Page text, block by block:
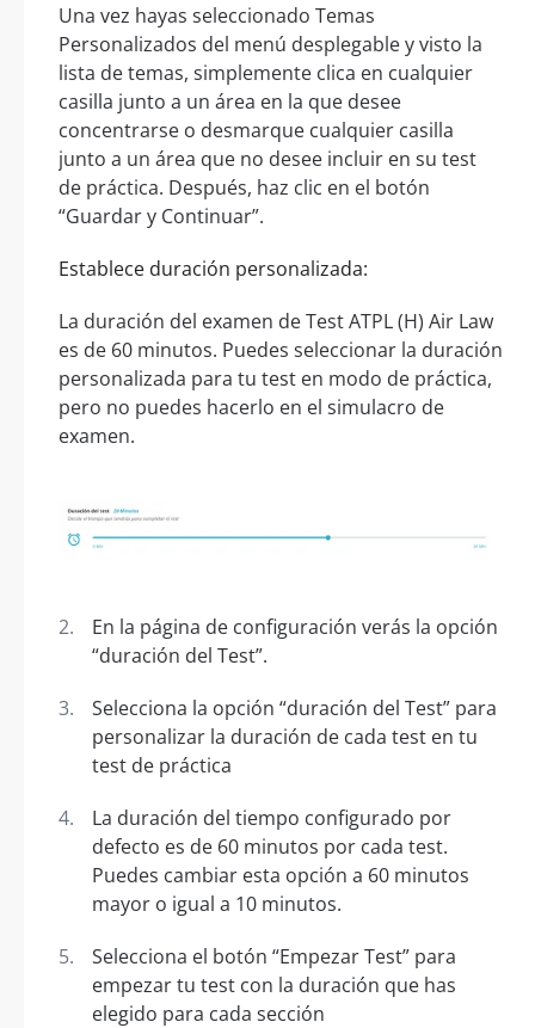
Una vez hayas seleccionado Temas
Personalizados del menú desplegable y visto la
lista de temas, simplemente clica en cualquier
casilla junto a un área en la que desee
concentrarse o desmarque cualquier casilla
junto a un área que no desee incluir en su test
de práctica. Después, haz clic en el botón
“Guardar y Continuar”.
Establece duración personalizada:
La duración del examen de Test ATPL (H) Air Law
es de 60 minutos. Puedes seleccionar la duración
personalizada para tu test en modo de práctica,
pero no puedes hacerlo en el simulacro de
examen.
En la página de configuración verás la opción
“duración del Test”.
Selecciona la opción “duración del Test” para
personalizar la duración de cada test en tu
test de práctica
La duración del tiempo configurado por
defecto es de 60 minutos por cada test.
Puedes cambiar esta opción a 60 minutos
mayor o igual a 10 minutos.
Selecciona el botón “Empezar Test” para
empezar tu test con la duración que has
elegido para cada sección